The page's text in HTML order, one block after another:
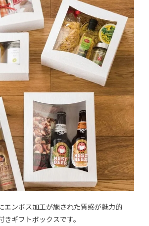
エンボス加工が施された質感が魅力的
ギフトボックスです。